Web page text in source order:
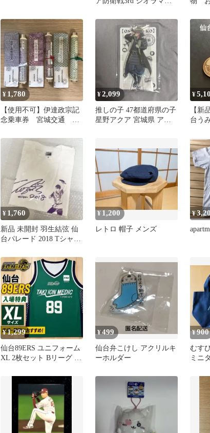
¥ 1,780
【使用不可】伊達政宗記
念乗車券 宮城交通 巻
¥2,099
推しの子 47都道府県の子
星野アクア 宮城県 アク
¥
【新
台う
¥ 1,760
新品 未開封 羽生結弦 仙
台パレード 2018 Tシャツ
¥ 1,200
レトロ 帽子 メンズ
¥
¥1,299
仙台89ERS ユニフォーム
XL 2枚セット Bリーグ バ
¥499
仙台弁こけし アクリルキ
ーホルダー
¥900
むす
ミニ